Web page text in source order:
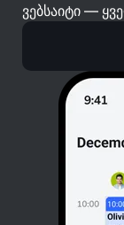
ვებსაიტი —